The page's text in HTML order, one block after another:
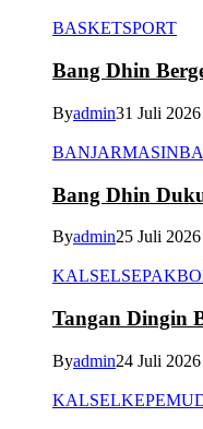
BASKETSPORT
Bang Dhin
Byadmin31 Juli 2026
BANJARMASIN
Bang Dhin
Byadmin25 Juli 2026
KALSEL
Tangan Dingin
Byadmin24 Juli 2026
KALSEL